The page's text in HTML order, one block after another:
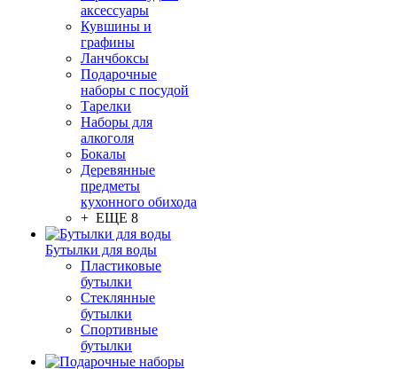
аксессуары
Кувшины и
графины
Ланчбоксы
Подарочные
наборы с посудой
Тарелки
Наборы для
алкоголя
Бокалы
Деревянные
предметы
кухонного обихода
+ ЕЩЕ 8
Бутылки для воды
Пластиковые
бутылки
Стеклянные
бутылки
Спортивные
бутылки